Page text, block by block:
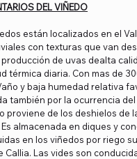
DEL VIÑEDO
están localizados en el
con texturas que van
de uvas dealta
térmica diaria. Con mas de
año y baja humedad relativa
también por la ocurrencia
proviene de los deshielos de
Es almacenada en diques y
en los viñedos por riego
Callia. Las vides son